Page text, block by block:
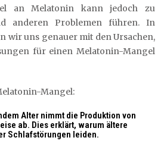
an Melatonin kann jedoch zu
anderen Problemen führen. In
wir uns genauer mit den Ursachen,
für einen Melatonin-Mangel
Mangel:
Alter nimmt die Produktion von
ab. Dies erklärt, warum ältere
Schlafstörungen leiden.